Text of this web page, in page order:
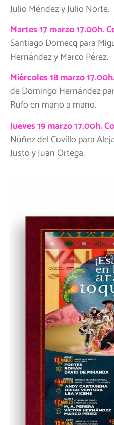
Julio Méndez y Julio Norte.
Martes 17 marzo 17.00h.
Santiago Domecq para
Hernández y Marco Pérez.
Miércoles 18 marzo
de Domingo Hernández
Rufo en mano a mano.
Jueves 19 marzo 17.00h.
Núñez del Cuvillo para
Justo y Juan Ortega.